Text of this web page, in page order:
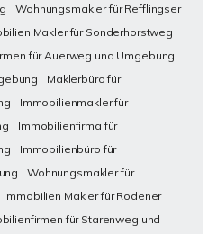
Wohnungsmakler für Refflingser
Makler für Sonderhorstweg
für Auerweg und Umgebung
Maklerbüro für
Immobilienmakler für
Immobilienfirma für
Immobilienbüro für
Wohnungsmakler für
Immobilien Makler für Rodener
für Starenweg und